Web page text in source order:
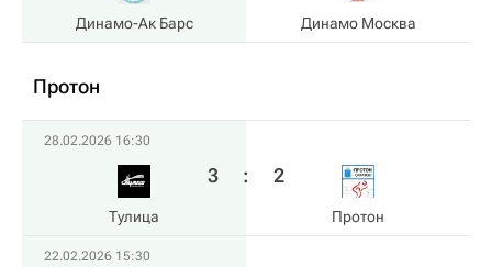
Динамо-Ак Барс Динамо Москва
Протон
28.02.2026 16:30
Тулица
3 : 2
Протон
22.02.2026 15:30